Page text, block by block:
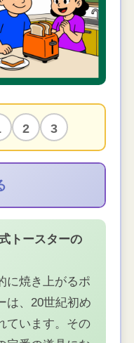
2 3
トースターの
に焼き上がるポ
は、20世紀初め
ています。その